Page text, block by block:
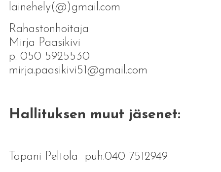
lainehely(@)gmail.com
Rahastonhoitaja
Mirja Paasikivi
p. 050 5925530
mirja.paasikivi51@gmail.com
Hallituksen muut jäsenet:
Tapani Peltola puh.040 7512949